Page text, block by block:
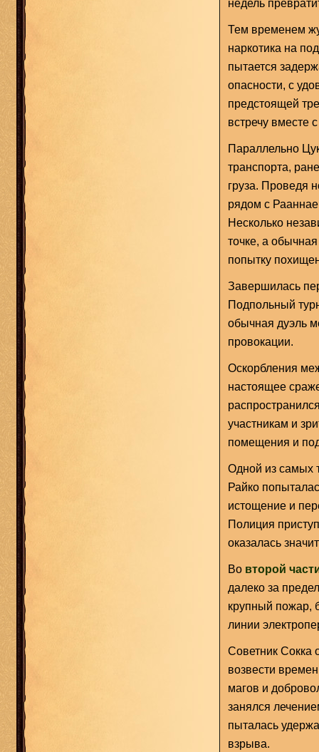
недель
Тем временем
наркотика на
пытается
опасности, с
предстоящей
встречу вместе
Параллельно
транспорта,
груза. Проведя
рядом с
Несколько
точке, а
попытку
Завершилась
Подпольный
обычная дуэль
провокации.
Оскорбления
настоящее
участникам и
помещения и
Одной из самых
Райко
истощение и
Полиция
оказалась
Во второй
далеко за
крупный пожар,
линии
Советник Сокка
возвести
магов и
занялся
пыталась
взрыва.